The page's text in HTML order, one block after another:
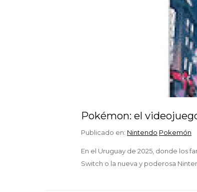
Pokémon: el
Publicado en: Nintendo Pokemón
En el Uruguay de 2025, donde los
Switch o la nueva y poderosa